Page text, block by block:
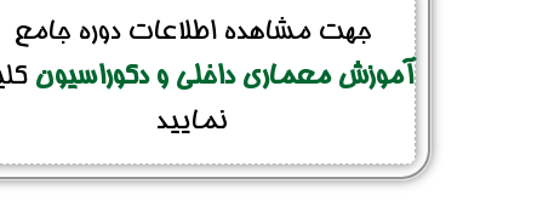
جهت مشاهده اطلاعات دوره جامع
آموزش معماری داخلی و دکوراسیون
نمایید